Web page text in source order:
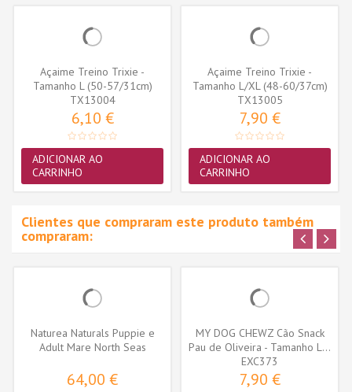
Açaime Treino Trixie -
Tamanho L (50-57/31cm)
(TX13004)
TX13004
6,10 €
ADICIONAR AO
CARRINHO
Açaime Treino Trixie -
Tamanho L/XL (48-60/37cm)
(TX13005)
TX13005
7,90 €
ADICIONAR AO
CARRINHO
Clientes que compraram este produto também
compraram:
Naturea Naturals Puppie e
Adult Mare North Seas
64,00 €
MY DOG CHEWZ Cão Snack
Pau de Oliveira - Tamanho L...
EXC373
7,90 €